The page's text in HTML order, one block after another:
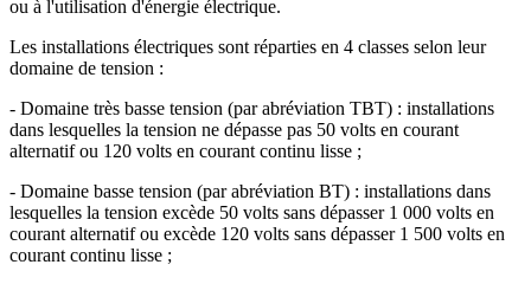
ou à l'utilisation d'énergie électrique.
Les installations électriques sont réparties en 4 classes selon leur
domaine de tension :
- Domaine très basse tension (par abréviation TBT) : installations
dans lesquelles la tension ne dépasse pas 50 volts en courant
alternatif ou 120 volts en courant continu lisse ;
- Domaine basse tension (par abréviation BT) : installations dans
lesquelles la tension excède 50 volts sans dépasser 1 000 volts en
courant alternatif ou excède 120 volts sans dépasser 1 500 volts en
courant continu lisse ;